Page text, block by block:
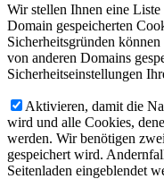
Wir stellen Ihnen eine
Domain gespeicherten
Sicherheitsgründen
von anderen Domains
Sicherheitseinstellungen
Aktivieren, damit die
wird und alle Cookies,
werden. Wir benötigen
gespeichert wird.
Seitenladen eingeblendet